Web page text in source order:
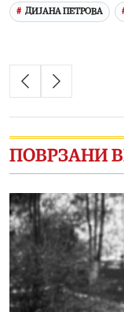
ДИЈАНА ПЕТРОВА
ПОВРЗАНИ